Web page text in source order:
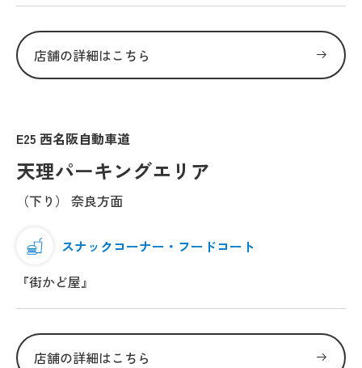
店舗の詳細はこちら
E25 西名阪自動車道
天理パーキングエリア
（下り） 奈良方面
スナックコーナー・フードコート
『街かど屋』
店舗の詳細はこちら